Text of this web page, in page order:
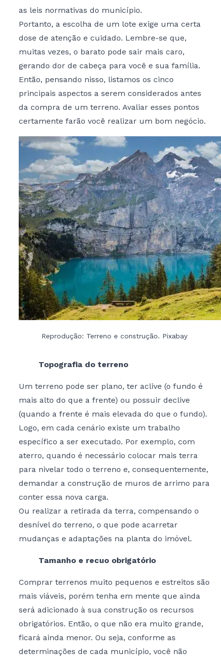
as leis normativas do município.
Portanto, a escolha de um lote exige uma certa
dose de atenção e cuidado. Lembre-se que,
muitas vezes, o barato pode sair mais caro,
gerando dor de cabeça para você e sua família.
Então, pensando nisso, listamos os cinco
principais aspectos a serem considerados antes
da compra de um terreno. Avaliar esses pontos
certamente farão você realizar um bom negócio.
Reprodução: Terreno e construção. Pixabay
Topografia do terreno
Um terreno pode ser plano, ter aclive (o fundo é
mais alto do que a frente) ou possuir declive
(quando a frente é mais elevada do que o fundo).
Logo, em cada cenário existe um trabalho
específico a ser executado. Por exemplo, com
aterro, quando é necessário colocar mais terra
para nivelar todo o terreno e, consequentemente,
demandar a construção de muros de arrimo para
conter essa nova carga.
Ou realizar a retirada da terra, compensando o
desnível do terreno, o que pode acarretar
mudanças e adaptações na planta do imóvel.
Tamanho e recuo obrigatório
Comprar terrenos muito pequenos e estreitos são
mais viáveis, porém tenha em mente que ainda
será adicionado à sua construção os recursos
obrigatórios. Então, o que não era muito grande,
ficará ainda menor. Ou seja, conforme as
determinações de cada município, você não